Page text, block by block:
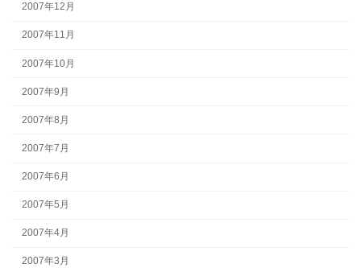
2007年12月
2007年11月
2007年10月
2007年9月
2007年8月
2007年7月
2007年6月
2007年5月
2007年4月
2007年3月